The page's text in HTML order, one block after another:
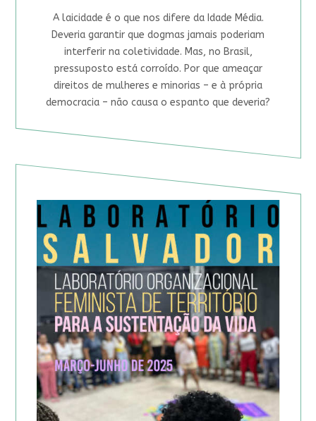
A laicidade é o que nos difere da Idade Média.
Deveria garantir que dogmas jamais poderiam
interferir na coletividade. Mas, no Brasil,
pressuposto está corroído. Por que ameaçar
direitos de mulheres e minorias – e à própria
democracia – não causa o espanto que deveria?